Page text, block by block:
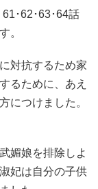
61 ･62･63･64話
。
対抗するため家
るために、あえ
につけました。
媚娘を排除しよ
妃は自分の子供